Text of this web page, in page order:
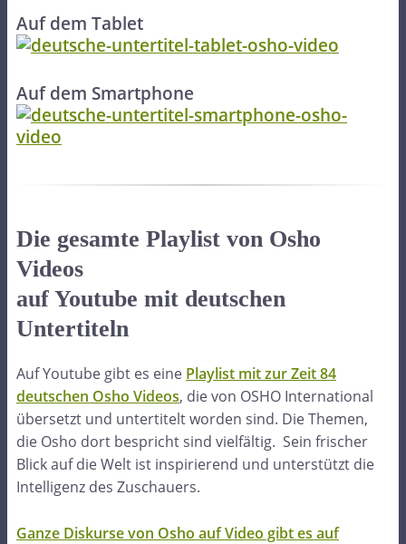
Auf dem Tablet
Auf dem Smartphone
Die gesamte Playlist von Osho
Videos
auf Youtube mit deutschen
Untertiteln
Auf Youtube gibt es eine Playlist mit zur Zeit 84
deutschen Osho Videos, die von OSHO International
übersetzt und untertitelt worden sind. Die Themen,
die Osho dort bespricht sind vielfältig. Sein frischer
Blick auf die Welt ist inspirierend und unterstützt die
Intelligenz des Zuschauers.
Ganze Diskurse von Osho auf Video gibt es auf